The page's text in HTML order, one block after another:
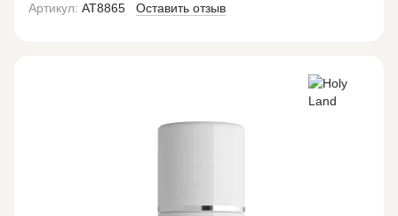
Артикул: AT8865 Оставить отзыв